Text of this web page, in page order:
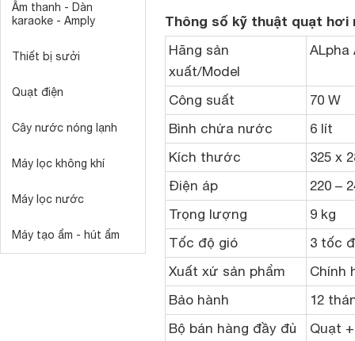
Âm thanh - Dàn
karaoke - Amply
Thiết bị sưởi
Quạt điện
Cây nước nóng lạnh
Máy lọc không khí
Máy lọc nước
Máy tạo ẩm - hút ẩm
Thông số kỹ thuật quạt hơi
Hãng sản
xuất/Model
ALpha
Công suất
70 W
Bình chứa nước
6 lít
Kích thước
325 x
Điện áp
220 –
Trọng lượng
9 kg
Tốc độ gió
3 tốc
Xuất xứ sản phẩm
Chính
Bảo hành
12
Bộ bán hàng đầy đủ
Quạt